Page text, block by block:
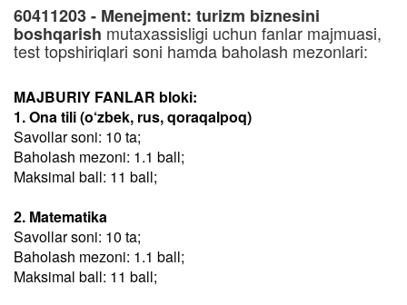
60411203 - Menejment: turizm biznesini
boshqarish mutaxassisligi uchun fanlar majmuasi,
test topshiriqlari soni hamda baholash mezonlari:
MAJBURIY FANLAR bloki:
1. Ona tili (o‘zbek, rus, qoraqalpoq)
Savollar soni: 10 ta;
Baholash mezoni: 1.1 ball;
Maksimal ball: 11 ball;
2. Matematika
Savollar soni: 10 ta;
Baholash mezoni: 1.1 ball;
Maksimal ball: 11 ball;